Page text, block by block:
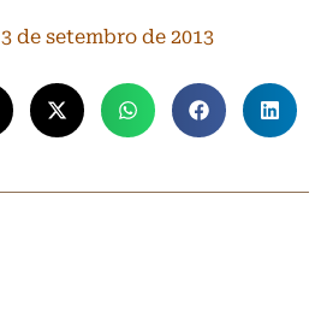
3 de setembro de 2013